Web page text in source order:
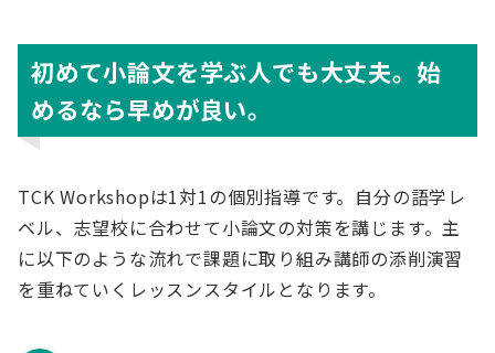
初めて小論文を学ぶ人でも大丈夫。始
めるなら早めが良い。
TCK Workshopは1対1の個別指導です。自分の語学レ
ベル、志望校に合わせて小論文の対策を講じます。主
に以下のような流れで課題に取り組み講師の添削演習
を重ねていくレッスンスタイルとなります。